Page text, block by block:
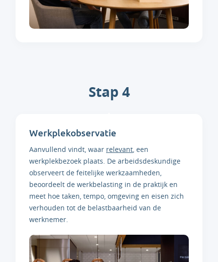
Stap 4
Werkplekobservatie
Aanvullend vindt, waar relevant, een
werkplekbezoek plaats. De arbeidsdeskundige
observeert de feitelijke werkzaamheden,
beoordeelt de werkbelasting in de praktijk en
meet hoe taken, tempo, omgeving en eisen zich
verhouden tot de belastbaarheid van de
werknemer.